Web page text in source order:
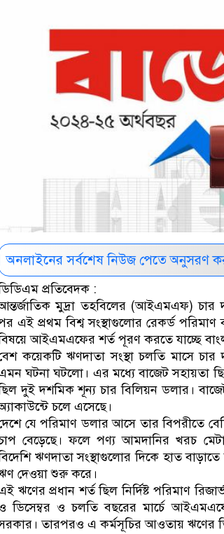
অনলাইনের সর্বশেষ নিউজ পেতে অনুসরণ
প্রতিবেদক :
মুদ্রা তহবিলের (আইএমএফ)
এই প্রথম বিশ্ব সংস্থাগুলোর রেকর্ড
আইএমএফের শর্ত পূরণ করতে যাচ্ছে
কয়েকটি ঋণদাতা সংস্থা চলতি মাসে
ঘটনা ঘটলো। এর মধ্যে বাজেট সহায়তা
দুই দশমিক শূন্য চার বিলিয়ন ডলার।
চলে এসেছে।
যে পরিমাণ ডলার আসে তার বিপরীতে
বেড়েছে। ফলে পণ্য আমদানির খরচ
ঋণদাতা সংস্থাগুলোর দিকে হাত
দেওয়া শুরু করে।
ঋণের প্রধান শর্ত ছিল নির্দিষ্ট পরিমাণ
ডিসেম্বর ও চলতি বছরের মার্চে
তারপরও এ কর্মসূচির আওতায় ঋণের